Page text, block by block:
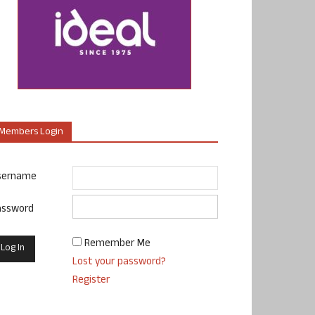
Login
Remember Me
Lost your password?
Register